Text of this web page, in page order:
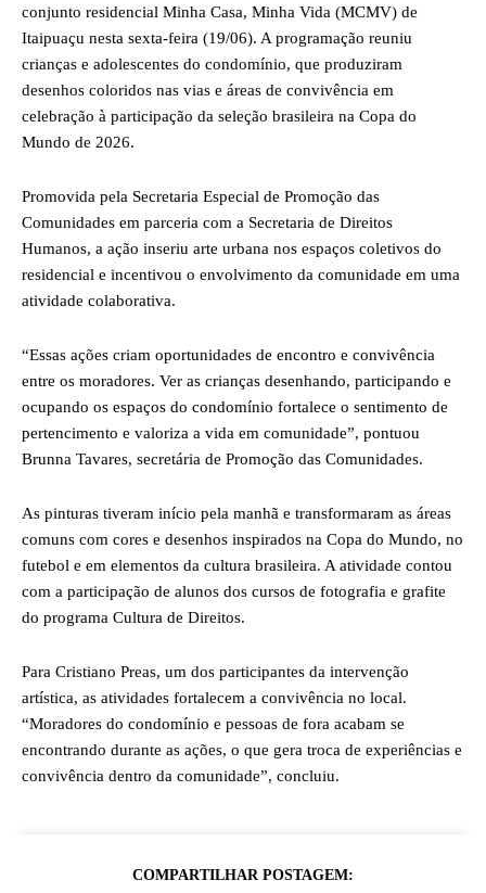
conjunto residencial Minha Casa, Minha Vida (MCMV) de
Itaipuaçu nesta sexta-feira (19/06). A programação reuniu
crianças e adolescentes do condomínio, que produziram
desenhos coloridos nas vias e áreas de convivência em
celebração à participação da seleção brasileira na Copa do
Mundo de 2026.
Promovida pela Secretaria Especial de Promoção das
Comunidades em parceria com a Secretaria de Direitos
Humanos, a ação inseriu arte urbana nos espaços coletivos do
residencial e incentivou o envolvimento da comunidade em uma
atividade colaborativa.
“Essas ações criam oportunidades de encontro e convivência
entre os moradores. Ver as crianças desenhando, participando e
ocupando os espaços do condomínio fortalece o sentimento de
pertencimento e valoriza a vida em comunidade”, pontuou
Brunna Tavares, secretária de Promoção das Comunidades.
As pinturas tiveram início pela manhã e transformaram as áreas
comuns com cores e desenhos inspirados na Copa do Mundo, no
futebol e em elementos da cultura brasileira. A atividade contou
com a participação de alunos dos cursos de fotografia e grafite
do programa Cultura de Direitos.
Para Cristiano Preas, um dos participantes da intervenção
artística, as atividades fortalecem a convivência no local.
“Moradores do condomínio e pessoas de fora acabam se
encontrando durante as ações, o que gera troca de experiências e
convivência dentro da comunidade”, concluiu.
COMPARTILHAR POSTAGEM: